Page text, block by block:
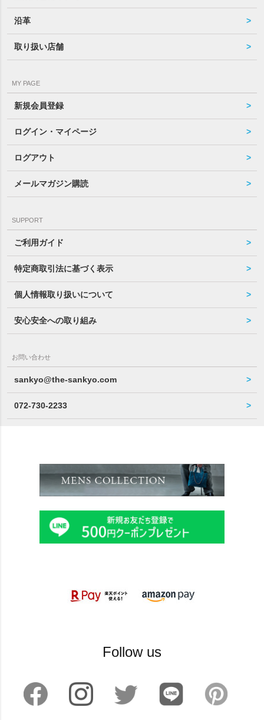
沿革
取り扱い店舗
MY PAGE
新規会員登録
ログイン・マイページ
ログアウト
メールマガジン購読
SUPPORT
ご利用ガイド
特定商取引法に基づく表示
個人情報取り扱いについて
安心安全への取り組み
お問い合わせ
sankyo@the-sankyo.com
072-730-2233
Follow us